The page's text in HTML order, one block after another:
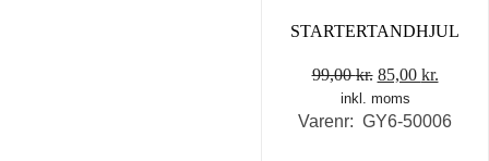
STARTERTANDHJUL
99,00kr. Den
oprindelige
pris
85,00 kr.
pris
inkl. moms
Varenr: GY6-50006